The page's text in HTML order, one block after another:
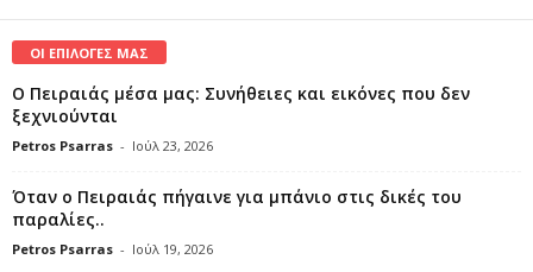
ΟΙ ΕΠΙΛΟΓΕΣ ΜΑΣ
Ο Πειραιάς μέσα μας: Συνήθειες και εικόνες που δεν
ξεχνιούνται
Petros Psarras - Ιούλ 23, 2026
Όταν ο Πειραιάς πήγαινε για μπάνιο στις δικές του
παραλίες..
Petros Psarras - Ιούλ 19, 2026